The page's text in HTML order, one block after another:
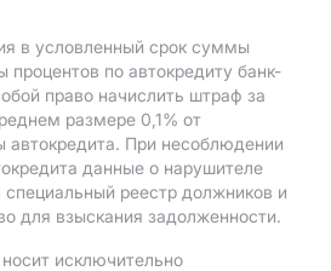
в условленный срок суммы
по автокредиту банк-
право начислить штраф за
размере 0,1% от
автокредита. При несоблюдении
данные о нарушителе
реестр должников и
для взыскания задолженности.
исключительно